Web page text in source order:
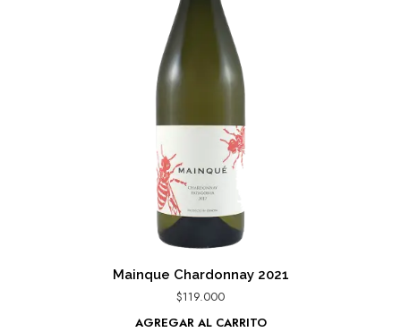
Mainque Chardonnay 2021
$119.000
AGREGAR AL CARRITO